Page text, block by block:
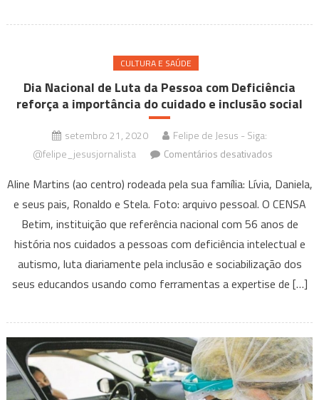
CULTURA E SAÚDE
Dia Nacional de Luta da Pessoa com Deficiência
reforça a importância do cuidado e inclusão social
setembro 21, 2020
Felipe de Jesus - Siga:
@felipe_jesusjornalista
Comentários desativadosem
Nacional
de
Luta
da
Pessoa
com
do
cuidado
Aline Martins (ao centro) rodeada pela sua família: Lívia, Daniela,
e seus pais, Ronaldo e Stela. Foto: arquivo pessoal. O CENSA
Betim, instituição que referência nacional com 56 anos de
história nos cuidados a pessoas com deficiência intelectual e
autismo, luta diariamente pela inclusão e sociabilização dos
seus educandos usando como ferramentas a expertise de […]